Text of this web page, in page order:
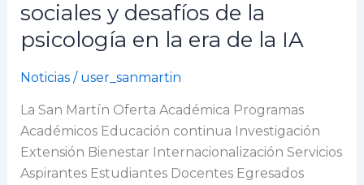
sociales y desafíos de la
psicología en la era de la IA
Noticias/ user_sanmartin
La San Martín Oferta Académica Programas
Académicos Educación continua Investigación
Extensión Bienestar Internacionalización Servicios
Aspirantes Estudiantes Docentes Egresados
Tangram:
Reflexiones
sociales
de
la
psicología
en